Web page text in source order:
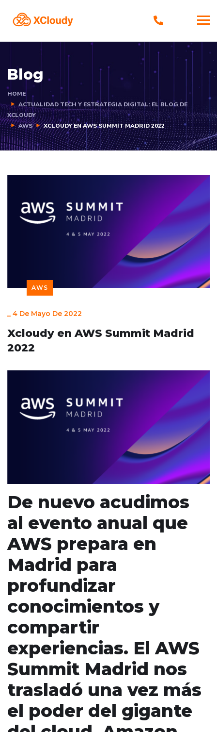
Blog
HOME
ACTUALIDAD TECH Y ESTRATEGIA DIGITAL: EL BLOG DE
XCLOUDY
AWS
XCLOUDY EN AWS SUMMIT MADRID 2022
AWS
_ 4 De Mayo De 2022
Xcloudy en AWS Summit Madrid
2022
De nuevo acudimos
al evento anual que
AWS prepara en
Madrid para
profundizar
conocimientos y
compartir
experiencias. El AWS
Summit Madrid nos
trasladó una vez más
el poder del gigante